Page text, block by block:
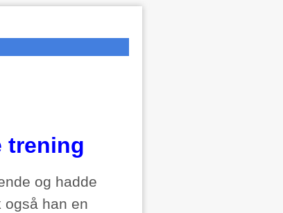
trening
og hadde
også han en